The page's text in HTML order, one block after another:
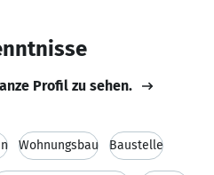
Profil zu sehen.
Wohnungsbau Baustelle